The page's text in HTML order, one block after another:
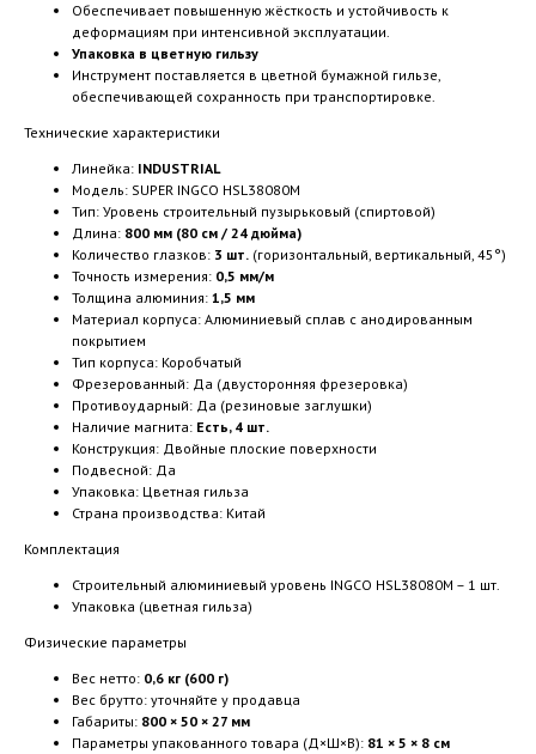
Обеспечивает повышенную жёсткость и устойчивость к
деформациям при интенсивной эксплуатации.
Упаковка в цветную гильзу
Инструмент поставляется в цветной бумажной гильзе,
обеспечивающей сохранность при транспортировке.
Технические характеристики
Линейка: INDUSTRIAL
Модель: SUPER INGCO HSL38080M
Тип: Уровень строительный пузырьковый (спиртовой)
Длина: 800 мм (80 см / 24 дюйма)
Количество глазков: 3 шт. (горизонтальный, вертикальный, 45°)
Точность измерения: 0,5 мм/м
Толщина алюминия: 1,5 мм
Материал корпуса: Алюминиевый сплав с анодированным
покрытием
Тип корпуса: Коробчатый
Фрезерованный: Да (двусторонняя фрезеровка)
Противоударный: Да (резиновые заглушки)
Наличие магнита: Есть, 4 шт.
Конструкция: Двойные плоские поверхности
Подвесной: Да
Упаковка: Цветная гильза
Страна производства: Китай
Комплектация
Строительный алюминиевый уровень INGCO HSL38080M – 1 шт.
Упаковка (цветная гильза)
Физические параметры
Вес нетто: 0,6 кг (600 г)
Вес брутто: уточняйте у продавца
Габариты: 800 × 50 × 27 мм
Параметры упакованного товара (Д×Ш×В): 81 × 5 × 8 см